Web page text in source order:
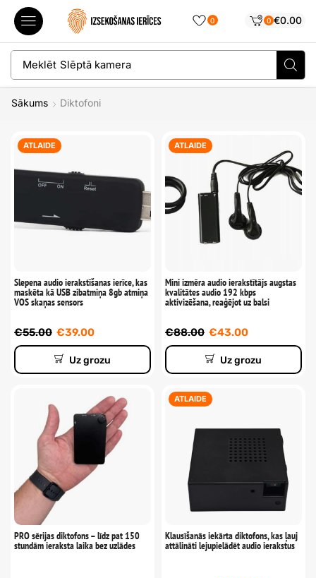
0 0 €0.00
Meklēt Slēptā kamera
Sākums Diktofoni
ATLAIDE
Slepena audio ierakstīšanas ierīce, kas
maskēta kā USB zibatmiņa 8gb atmiņa
VOS skaņas sensors
€55.00 €39.00
Uz grozu
ATLAIDE
Mini izmēra audio ierakstītājs augstas
kvalitātes audio 192 kbps
aktivizēšana, reaģējot uz balsi
€88.00 €43.00
Uz grozu
PRO sērijas diktofons – līdz pat 150
stundām ieraksta laika bez uzlādes
ATLAIDE
Klausīšanās iekārta diktofons, kas ļauj
attālināti lejupielādēt audio ierakstus